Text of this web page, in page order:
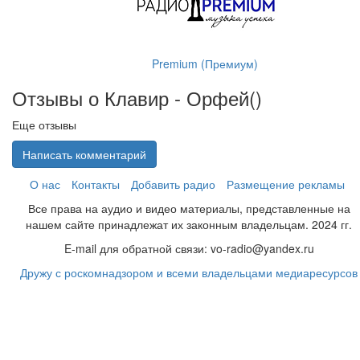
Premium (Премиум)
Отзывы о Клавир - Орфей()
Еще отзывы
Написать комментарий
О нас
Контакты Добавить радио
Размещение рекламы
Все права на аудио и видео материалы, представленные на
нашем сайте принадлежат их законным владельцам. 2024 гг.
E-mail для обратной связи: vo-radio@yandex.ru
Дружу с роскомнадзором и всеми владельцами медиаресурсов